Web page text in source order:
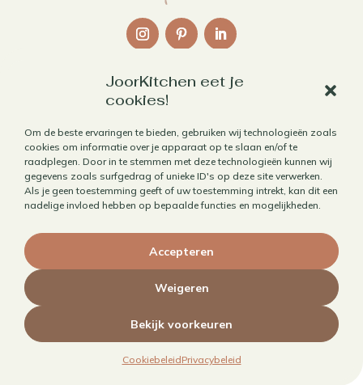
JoorKitchen eet je
cookies!
Om de beste ervaringen te bieden, gebruiken wij technologieën zoals
cookies om informatie over je apparaat op te slaan en/of te
raadplegen. Door in te stemmen met deze technologieën kunnen wij
gegevens zoals surfgedrag of unieke ID's op deze site verwerken.
Als je geen toestemming geeft of uw toestemming intrekt, kan dit een
nadelige invloed hebben op bepaalde functies en mogelijkheden.
Accepteren
Weigeren
Bekijk voorkeuren
CookiebeleidPrivacybeleid
Contact
Algemene voorwaarden
Privacybeleid
Merken